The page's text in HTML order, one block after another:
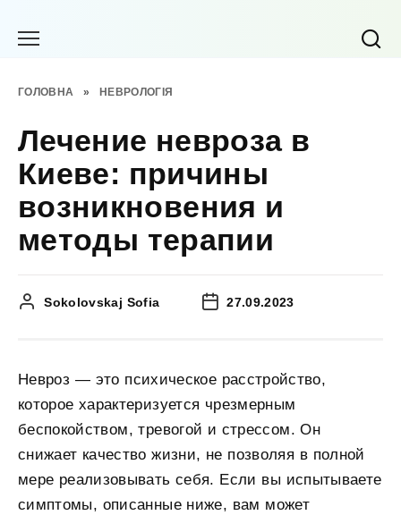
ГОЛОВНА » НЕВРОЛОГІЯ
Лечение невроза в
Киеве: причины
возникновения и
методы терапии
Sokolovskaj Sofia 27.09.2023
Невроз — это психическое расстройство,
которое характеризуется чрезмерным
беспокойством, тревогой и стрессом. Он
снижает качество жизни, не позволяя в полной
мере реализовывать себя. Если вы испытываете
симптомы, описанные ниже, вам может